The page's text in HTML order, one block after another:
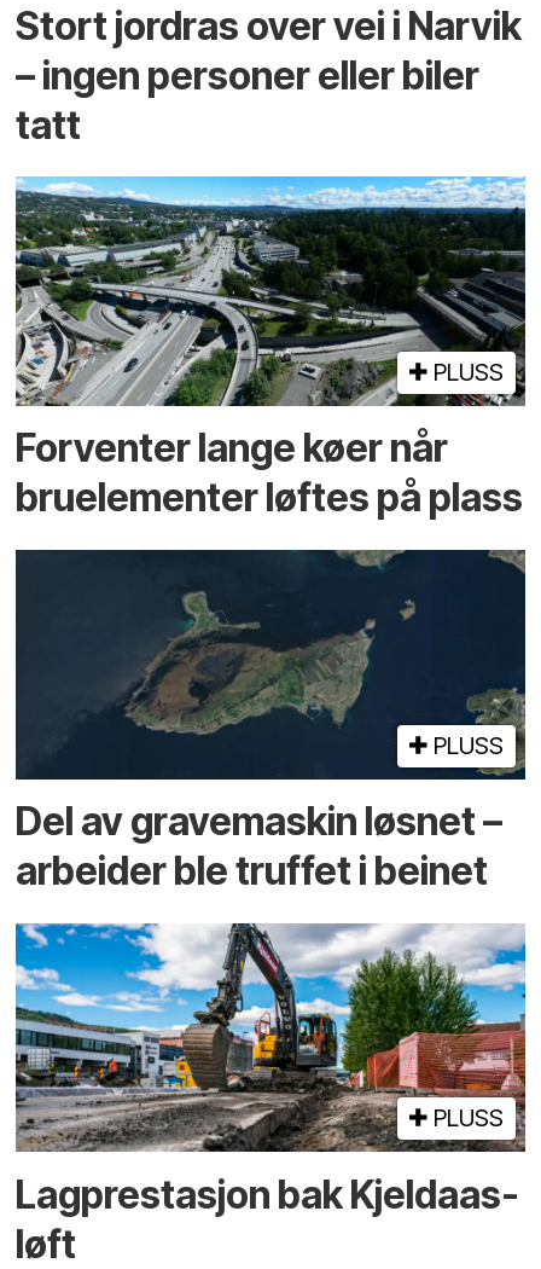
Stort jordras over vei i Narvik
– ingen personer eller biler
tatt
PLUSS
Forventer lange køer når
bru­elementer løftes på plass
PLUSS
Del av grave­maskin løsnet –
arbeider ble truffet i beinet
PLUSS
Lagprestasjon bak Kjeldaas-
løft